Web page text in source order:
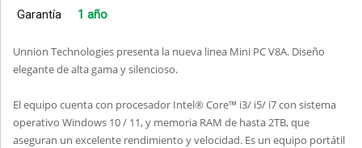
Garantía
1 año
Unnion Technologies presenta la nueva linea Mini PC V8A. Diseño
elegante de alta gama y silencioso.
El equipo cuenta con procesador Intel® Core™ i3/ i5/ i7 con sistema
operativo Windows 10 / 11, y memoria RAM de hasta 2TB, que
aseguran un excelente rendimiento y velocidad. Es un equipo portátil